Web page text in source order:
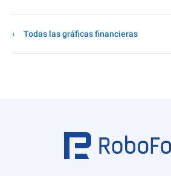
Todas las gráficas financieras